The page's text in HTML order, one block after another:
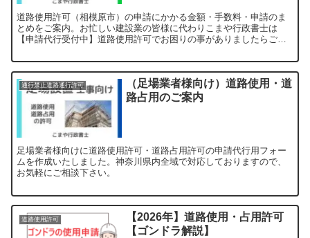
道路使用許可（相模原市）の申請にかかる金額・手数料・申請のま
とめをご案内。お忙しい建設業の皆様に代わりこまや行政書士は
【申請代行受付中】道路使用許可でお困りの事がありましたらご覧
通行禁止道路通行許可
（足場業者様向け）道路使用・道
路占用のご案内
足場業者様向けに道路使用許可・道路占用許可の申請代行用フォー
ムを作成いたしました。神奈川県内全域で対応しておりますので、
お気軽にご相談下さい。
道路使用許可
【2026年】道路使用・占用許可
【ゴンドラ解説】